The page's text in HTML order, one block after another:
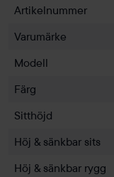
Artikelnummer
Varumärke
Modell
Färg
Sitthöjd
Höj & sänkbar sits
Höj & sänkbar rygg